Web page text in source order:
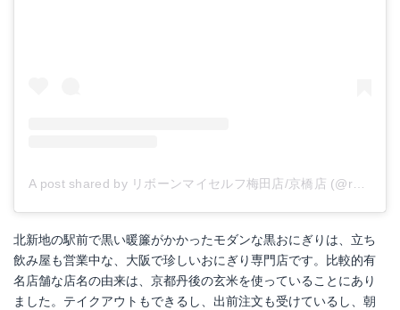
北新地の駅前で黒い暖簾がかかったモダンな黒おにぎりは、立ち
飲み屋も営業中な、大阪で珍しいおにぎり専門店です。比較的有
名店舗な店名の由来は、京都丹後の玄米を使っていることにあり
ました。テイクアウトもできるし、出前注文も受けているし、朝